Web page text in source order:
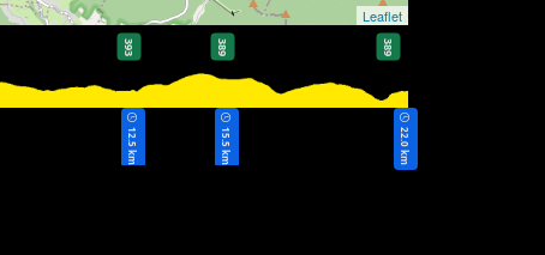
Leaflet
393
12.5 km
389
15.5 km
389
22.0 km